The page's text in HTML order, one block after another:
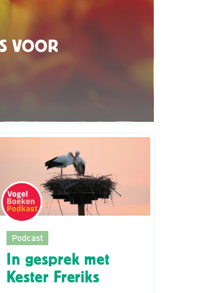
VOOR
Podcast
In gesprek met
Kester Freriks